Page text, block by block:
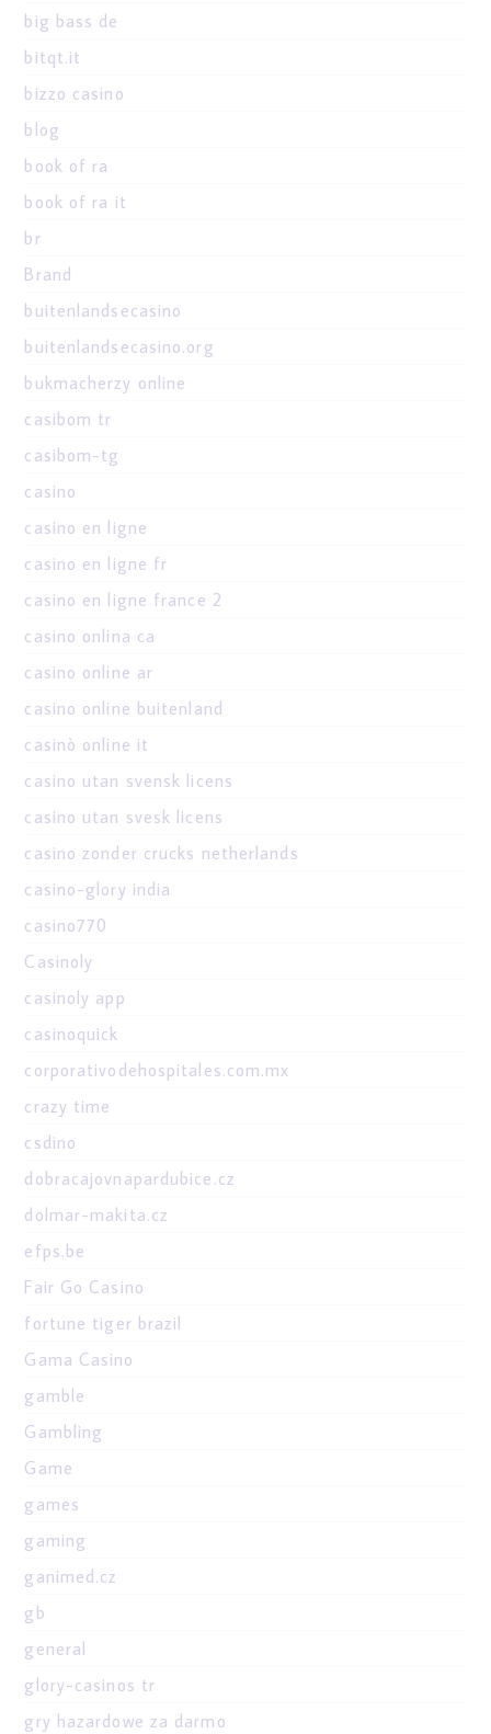
big bass de
bitqt.it
bizzo casino
blog
book of ra
book of ra it
br
Brand
buitenlandsecasino
buitenlandsecasino.org
bukmacherzy online
casibom tr
casibom-tg
casino
casino en ligne
casino en ligne fr
casino en ligne france 2
casino onlina ca
casino online ar
casino online buitenland
casinò online it
casino utan svensk licens
casino utan svesk licens
casino zonder crucks netherlands
casino-glory india
casino770
Casinoly
casinoly app
casinoquick
corporativodehospitales.com.mx
crazy time
csdino
dobracajovnapardubice.cz
dolmar-makita.cz
efps.be
Fair Go Casino
fortune tiger brazil
Gama Casino
gamble
Gambling
Game
games
gaming
ganimed.cz
gb
general
glory-casinos tr
gry hazardowe za darmo